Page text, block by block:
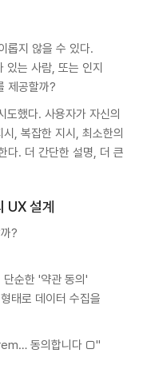
롭지 않을 수 있다.
는 사람, 또는 인지
제공할까?
했다. 사용자가 자신의
, 복잡한 지시, 최소한의
다. 더 간단한 설명, 더 큰
UX 설계
?
순한 '약관 동의'
태로 데이터 수집을
동의합니다 □"